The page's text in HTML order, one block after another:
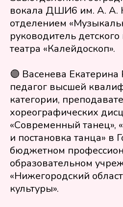
вокала ДШИ6 им. А. А.
отделением
руководитель
театра «Калейдоскоп».
🟣 Васенева
педагог высшей
категории,
хореографических
«Современный танец»,
и постановка танца» в
бюджетном
образовательном
«Нижегородский
культуры».
ООО "Твой Путь" Юридический адрес:
624804, Россия, Свердловская область,
Сухоложский район, г.Сухой Лог, ул.
Юбилейная д.27, ИНН 6633029390
1216600054384 | Сайт в разработке
Напишите нам
перезвоним